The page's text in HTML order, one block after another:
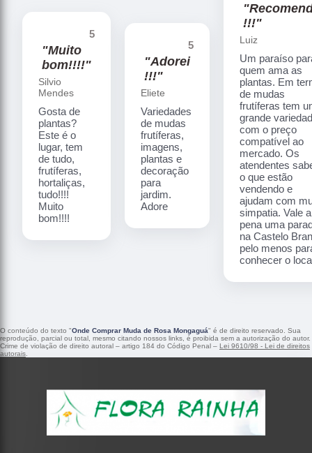
5
"Muito
bom!!!!"
Silvio
Mendes
Gosta de
plantas?
Este é o
lugar, tem
de tudo,
frutíferas,
hortaliças,
tudo!!!!
Muito
bom!!!!
5
"Adorei
!!!"
Eliete
Variedades
de mudas
frutíferas,
imagens,
plantas e
decoração
para
jardim.
Adore
!!!"
Luiz
Um paraíso
quem ama as
plantas. Em
de mudas
frutíferas tem
grande
com o preço
compatível ao
mercado. Os
atendentes
o que estão
vendendo e
ajudam com
simpatia. Vale a
pena uma
na Castelo
pelo menos
conhecer o
O conteúdo do texto "Onde Comprar Muda de Rosa Mongaguá" é de direito reservado. Sua
reprodução, parcial ou total, mesmo citando nossos links, é proibida sem a autorização do autor.
Crime de violação de direito autoral – artigo 184 do Código Penal – Lei 9610/98 - Lei de direitos
autorais